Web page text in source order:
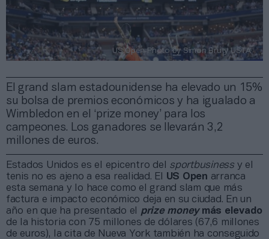
El grand slam estadounidense ha elevado un 15%
su bolsa de premios económicos y ha igualado a
Wimbledon en el ‘prize money’ para los
campeones. Los ganadores se llevarán 3,2
millones de euros.
US Open Photo by Simon Bruty USTA
Estados Unidos es el epicentro del sportbusiness y el
tenis no es ajeno a esa realidad. El US Open arranca
esta semana y lo hace como el grand slam que más
factura e impacto económico deja en su ciudad. En un
año en que ha presentado el prize money más elevado
de la historia con 75 millones de dólares (67,6 millones
de euros), la cita de Nueva York también ha conseguido